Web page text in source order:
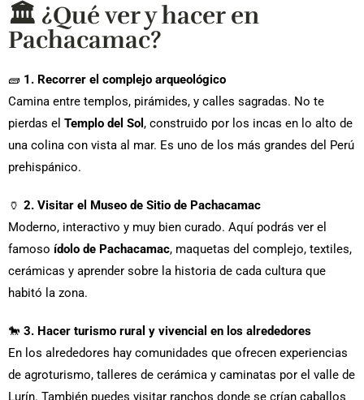
🏛️ ¿Qué ver y hacer en
Pachacamac?
🧱 1. Recorrer el complejo arqueológico
Camina entre templos, pirámides, y calles sagradas. No te
pierdas el Templo del Sol , construido por los incas en lo alto de
una colina con vista al mar. Es uno de los más grandes del Perú
prehispánico.
🏺 2. Visitar el Museo de Sitio de Pachacamac
Moderno, interactivo y muy bien curado. Aquí podrás ver el
famoso ídolo de Pachacamac, maquetas del complejo, textiles,
cerámicas y aprender sobre la historia de cada cultura que
habitó la zona.
🐎 3. Hacer turismo rural y vivencial en los alrededores
En los alrededores hay comunidades que ofrecen experiencias
de agroturismo, talleres de cerámica y caminatas por el valle de
Lurín. También puedes visitar ranchos donde se crían caballos